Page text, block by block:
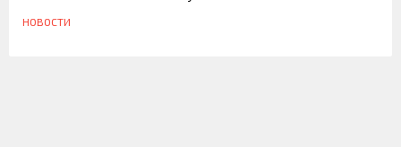
НОВОСТИ